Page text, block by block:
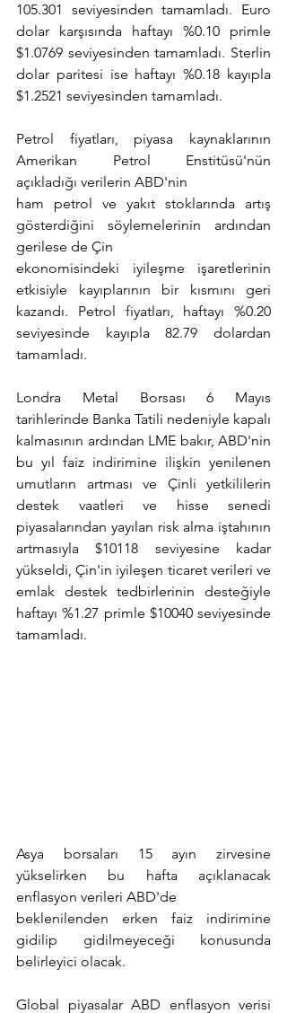
105.301 seviyesinden tamamladı. Euro
dolar karşısında haftayı %0.10 primle
$1.0769 seviyesinden tamamladı. Sterlin
dolar paritesi ise haftayı %0.18 kayıpla
$1.2521 seviyesinden tamamladı.
Petrol fiyatları, piyasa kaynaklarının
Amerikan Petrol Enstitüsü'nün
açıkladığı verilerin ABD'nin
ham petrol ve yakıt stoklarında artış
gösterdiğini söylemelerinin ardından
gerilese de Çin
ekonomisindeki iyileşme işaretlerinin
etkisiyle kayıplarının bir kısmını geri
kazandı. Petrol fiyatları, haftayı %0.20
seviyesinde kayıpla 82.79 dolardan
tamamladı.
Londra Metal Borsası 6 Mayıs
tarihlerinde Banka Tatili nedeniyle kapalı
kalmasının ardından LME bakır, ABD'nin
bu yıl faiz indirimine ilişkin yenilenen
umutların artması ve Çinli yetkililerin
destek vaatleri ve hisse senedi
piyasalarından yayılan risk alma iştahının
artmasıyla $10118 seviyesine kadar
yükseldi, Çin'in iyileşen ticaret verileri ve
emlak destek tedbirlerinin desteğiyle
haftayı %1.27 primle $10040 seviyesinde
tamamladı.
Asya borsaları 15 ayın zirvesine
yükselirken bu hafta açıklanacak
enflasyon verileri ABD'de
beklenilenden erken faiz indirimine
gidilip gidilmeyeceği konusunda
belirleyici olacak.
Global piyasalar ABD enflasyon verisi